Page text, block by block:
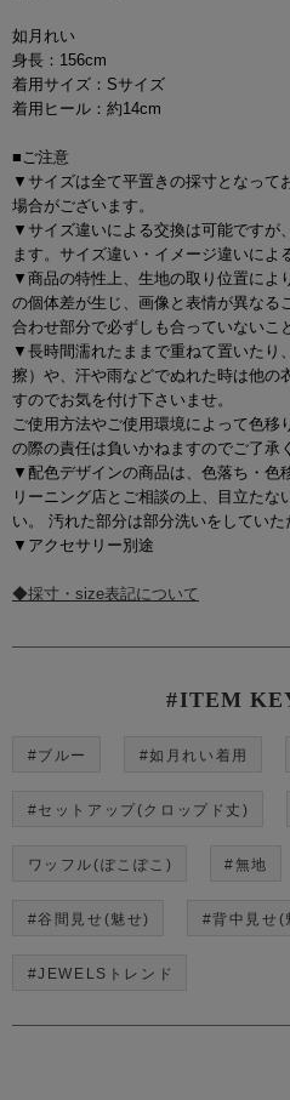
如月れい
身長：156cm
着用サイズ：Sサイズ
着用ヒール：約14cm
■ご注意
▼サイズは全て平置きの採寸となって
場合がございます。
▼サイズ違いによる交換は可能ですが
ます。サイズ違い・イメージ違いによ
▼商品の特性上、生地の取り位置によ
の個体差が生じ、画像と表情が異なる
合わせ部分で必ずしも合っていないこ
▼長時間濡れたままで重ねて置いたり
擦）や、汗や雨などでぬれた時は他の
すのでお気を付け下さいませ。
ご使用方法やご使用環境によって色移
の際の責任は負いかねますのでご了承
▼配色デザインの商品は、色落ち・色
リーニング店とご相談の上、目立たな
い。 汚れた部分は部分洗いをしていた
▼アクセサリー別途
◆採寸・size表記について
#ITEM
#ブルー #如月れい着用
#セットアップ(クロップド丈)
ワッフル(ぽこぽこ) #無地
#谷間見せ(魅せ) #背中見せ(
#JEWELSトレンド